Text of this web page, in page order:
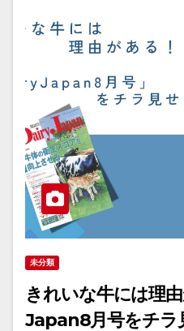
未分類
きれいな牛には理
Japan8月号をチラ